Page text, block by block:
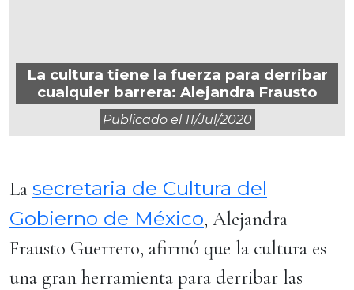
La cultura tiene la fuerza para derribar
cualquier barrera: Alejandra Frausto
Publicado el 11/jul/2020
La secretaria de Cultura del
Gobierno de México, Alejandra
Frausto Guerrero, afirmó que la cultura es
una gran herramienta para derribar las